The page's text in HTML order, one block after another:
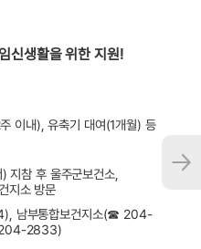
신생활을 위한 지원!
이내), 유축기 대여(1개월) 등
지참 후 울주군보건소,
지소 방문
남부통합보건지소(☎ 204-
204-2833)